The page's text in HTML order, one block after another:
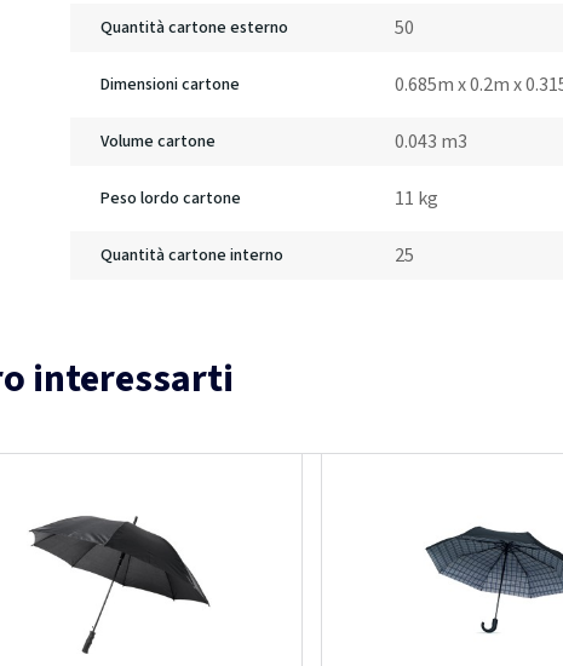
Quantità cartone esterno 50
Dimensioni cartone 0.685m x 0.2m x
Volume cartone 0.043 m3
Peso lordo cartone 11 kg
Quantità cartone interno 25
interessarti